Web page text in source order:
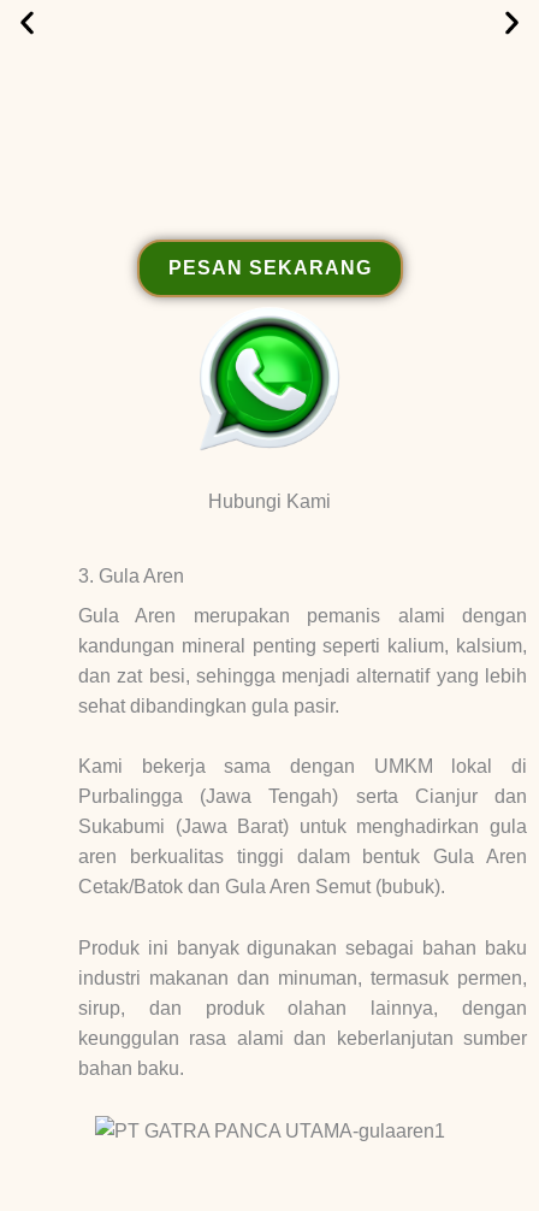
PESAN SEKARANG
Hubungi Kami
3. Gula Aren
Gula Aren merupakan pemanis alami dengan
kandungan mineral penting seperti kalium, kalsium,
dan zat besi, sehingga menjadi alternatif yang lebih
sehat dibandingkan gula pasir.
Kami bekerja sama dengan UMKM lokal di
Purbalingga (Jawa Tengah) serta Cianjur dan
Sukabumi (Jawa Barat) untuk menghadirkan gula
aren berkualitas tinggi dalam bentuk Gula Aren
Cetak/Batok dan Gula Aren Semut (bubuk).
Produk ini banyak digunakan sebagai bahan baku
industri makanan dan minuman, termasuk permen,
sirup, dan produk olahan lainnya, dengan
keunggulan rasa alami dan keberlanjutan sumber
bahan baku.